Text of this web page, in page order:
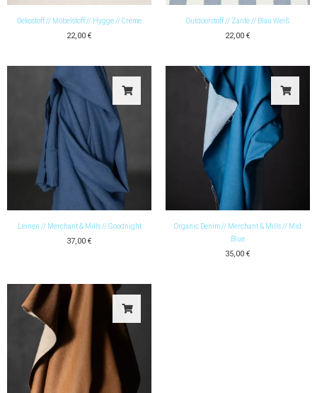
Dekostoff // Möbelstoff // Hygge // Creme
22,00 €
Outdoorstoff // Zante // Blau Weiß
22,00 €
Leinen // Merchant & Mills // Goodnight
37,00 €
Organic Denim // Merchant & Mills // Mid
Blue
35,00 €